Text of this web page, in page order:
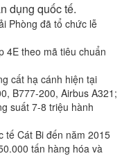
dụng quốc tế.
Phòng đã tổ chức lễ
4E theo mã tiêu chuẩn
cất hạ cánh hiện tại
B777-200, Airbus A321;
suất 7-8 triệu hành
tế Cát Bi đến năm 2015
tấn hàng hóa và